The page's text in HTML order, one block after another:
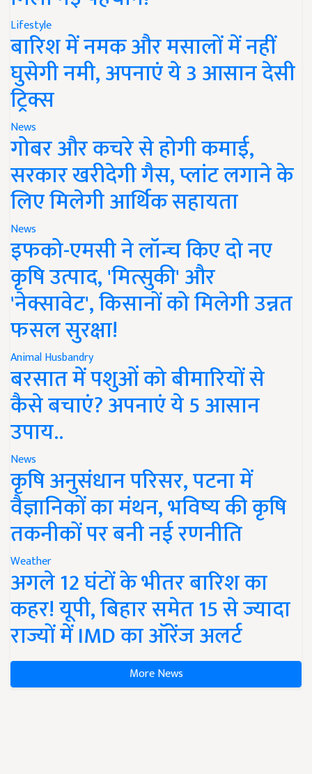
Lifestyle
बारिश में नमक और मसालों में नहीं
घुसेगी नमी, अपनाएं ये 3 आसान देसी
ट्रिक्स
News
गोबर और कचरे से होगी कमाई,
सरकार खरीदेगी गैस, प्लांट लगाने के
लिए मिलेगी आर्थिक सहायता
News
इफको-एमसी ने लॉन्च किए दो नए
कृषि उत्पाद, 'मित्सुकी' और
'नेक्सावेट', किसानों को मिलेगी उन्नत
फसल सुरक्षा!
Animal Husbandry
बरसात में पशुओं को बीमारियों से
कैसे बचाएं? अपनाएं ये 5 आसान
उपाय..
News
कृषि अनुसंधान परिसर, पटना में
वैज्ञानिकों का मंथन, भविष्य की कृषि
तकनीकों पर बनी नई रणनीति
Weather
अगले 12 घंटों के भीतर बारिश का
कहर! यूपी, बिहार समेत 15 से ज्यादा
राज्यों में IMD का ऑरेंज अलर्ट
More News